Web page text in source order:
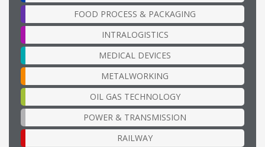
FOOD PROCESS & PACKAGING
INTRALOGISTICS
MEDICAL DEVICES
METALWORKING
OIL GAS TECHNOLOGY
POWER & TRANSMISSION
RAILWAY